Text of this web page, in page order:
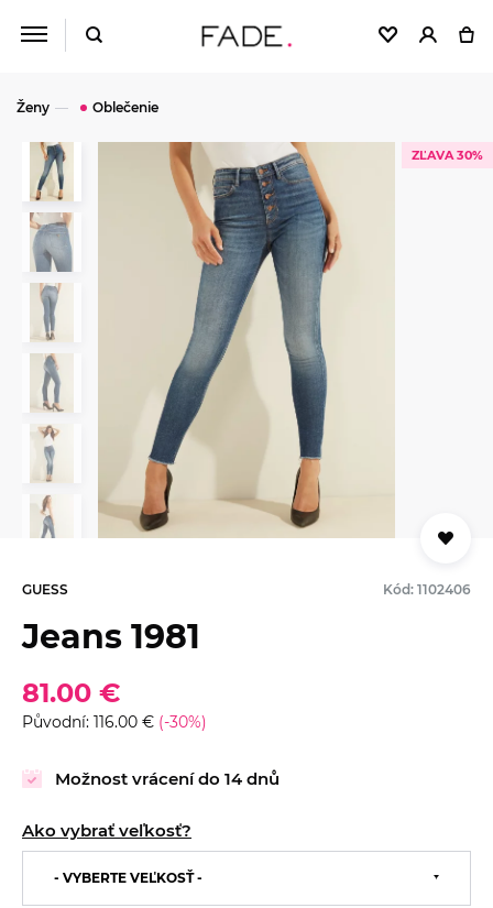
Ženy Oblečenie
ZĽAVA 30%
GUESS Kód: 1102406
Jeans 1981
81.00 €
Původní: 116.00 € (-30%)
Možnost vrácení do 14 dnů
Ako vybrať veľkosť?
- VYBERTE VEĽKOSŤ -